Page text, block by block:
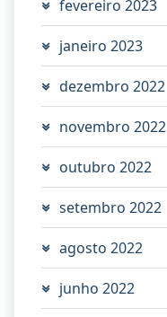
fevereiro 2023
janeiro 2023
dezembro 2022
novembro 2022
outubro 2022
setembro 2022
agosto 2022
junho 2022